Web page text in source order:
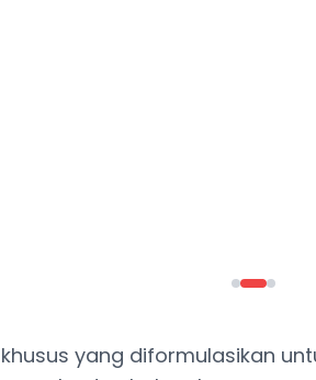
yang diformulasikan